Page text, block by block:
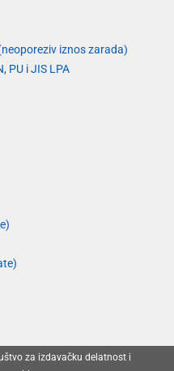
iznos zarada)
PU i JIS LPA
za izdavačku delatnost i